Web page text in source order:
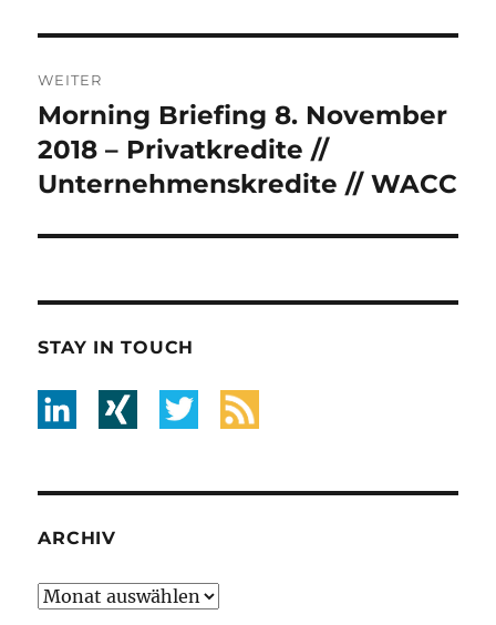
WEITER
Nächster
Beitrag:
Morning Briefing 8. November
2018 – Privatkredite //
Unternehmenskredite // WACC
STAY IN TOUCH
ARCHIV
Archiv